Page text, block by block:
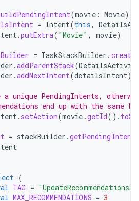
(movie : Movie):
= Intent(this,
.putExtra( "Movie" , movie)
= TaskStackBuilder .create
.addParentStack(
.addNextIntent(detailsIntent)
a unique PendingIntents,
end up with the same
. setAction(movie.getId().
= stackBuilder .getPendingIntent
{
TAG =
MAX_RECOMMENDATIONS = 3